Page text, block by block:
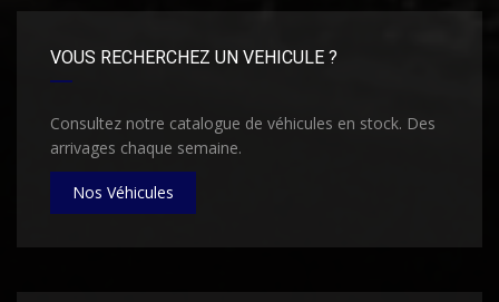
VOUS RECHERCHEZ UN VEHICULE ?
Consultez notre catalogue de véhicules en stock. Des
arrivages chaque semaine.
Nos Véhicules